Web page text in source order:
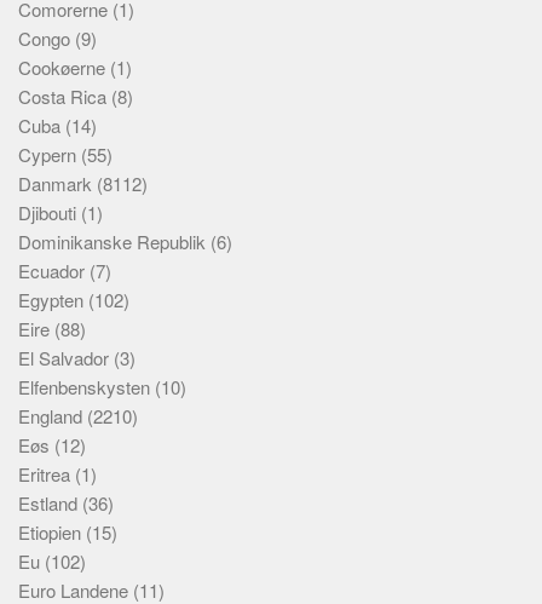
Comorerne (1)
Congo (9)
Cookøerne (1)
Costa Rica (8)
Cuba (14)
Cypern (55)
Danmark (8112)
Djibouti (1)
Dominikanske Republik (6)
Ecuador (7)
Egypten (102)
Eire (88)
El Salvador (3)
Elfenbenskysten (10)
England (2210)
Eøs (12)
Eritrea (1)
Estland (36)
Etiopien (15)
Eu (102)
Euro Landene (11)